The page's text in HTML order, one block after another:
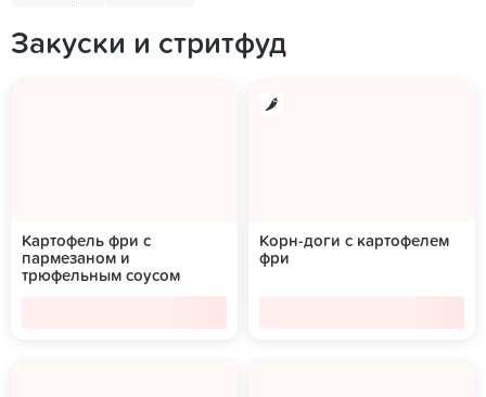
Закуски и стритфуд
Картофель фри с
пармезаном и
трюфельным соусом
Корн-доги с картофелем
фри